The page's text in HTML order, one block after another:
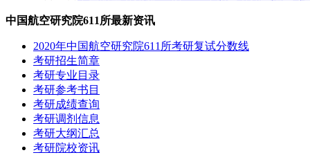
中国航空研究院611所最新资讯
2020年中国航空研究院611所考研复试分数线
考研招生简章
考研专业目录
考研参考书目
考研成绩查询
考研调剂信息
考研大纲汇总
考研院校资讯